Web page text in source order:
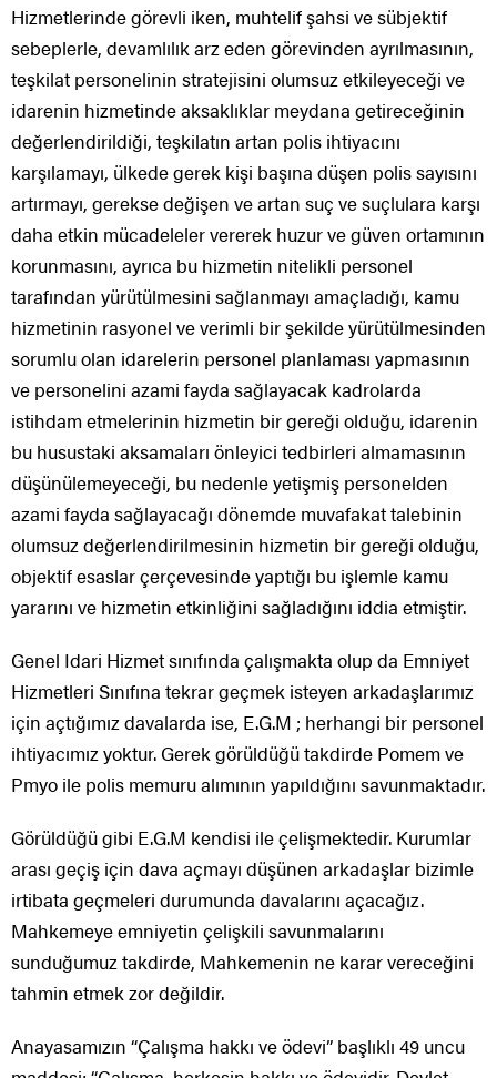
Hizmetlerinde görevli iken, muhtelif şahsi ve sübjektif
sebeplerle, devamlılık arz eden görevinden ayrılmasının,
teşkilat personelinin stratejisini olumsuz etkileyeceği ve
idarenin hizmetinde aksaklıklar meydana getireceğinin
değerlendirildiği, teşkilatın artan polis ihtiyacını
karşılamayı, ülkede gerek kişi başına düşen polis sayısını
artırmayı, gerekse değişen ve artan suç ve suçlulara karşı
daha etkin mücadeleler vererek huzur ve güven ortamının
korunmasını, ayrıca bu hizmetin nitelikli personel
tarafından yürütülmesini sağlanmayı amaçladığı, kamu
hizmetinin rasyonel ve verimli bir şekilde yürütülmesinden
sorumlu olan idarelerin personel planlaması yapmasının
ve personelini azami fayda sağlayacak kadrolarda
istihdam etmelerinin hizmetin bir gereği olduğu, idarenin
bu husustaki aksamaları önleyici tedbirleri almamasının
düşünülemeyeceği, bu nedenle yetişmiş personelden
azami fayda sağlayacağı dönemde muvafakat talebinin
olumsuz değerlendirilmesinin hizmetin bir gereği olduğu,
objektif esaslar çerçevesinde yaptığı bu işlemle kamu
yararını ve hizmetin etkinliğini sağladığını iddia etmiştir.
Genel Idari Hizmet sınıfında çalışmakta olup da Emniyet
Hizmetleri Sınıfına tekrar geçmek isteyen arkadaşlarımız
için açtığımız davalarda ise, E.G.M ; herhangi bir personel
ihtiyacımız yoktur. Gerek görüldüğü takdirde Pomem ve
Pmyo ile polis memuru alımının yapıldığını savunmaktadır.
Görüldüğü gibi E.G.M kendisi ile çelişmektedir. Kurumlar
arası geçiş için dava açmayı düşünen arkadaşlar bizimle
irtibata geçmeleri durumunda davalarını açacağız.
Mahkemeye emniyetin çelişkili savunmalarını
sunduğumuz takdirde, Mahkemenin ne karar vereceğini
tahmin etmek zor değildir.
Anayasamızın “Çalışma hakkı ve ödevi” başlıklı 49 uncu